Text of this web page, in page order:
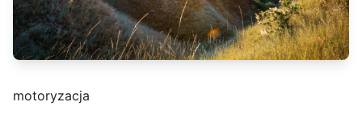
motoryzacja